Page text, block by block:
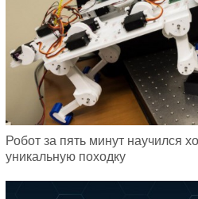
Робот за пять минут научился
уникальную походку